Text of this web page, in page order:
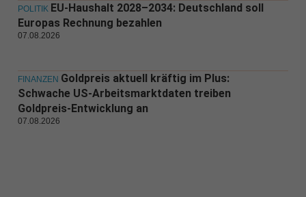
POLITIK EU-Haushalt 2028–2034: Deutschland soll
Europas Rechnung bezahlen
07.08.2026
FINANZEN Goldpreis aktuell kräftig im Plus:
Schwache US-Arbeitsmarktdaten treiben
Goldpreis-Entwicklung an
07.08.2026